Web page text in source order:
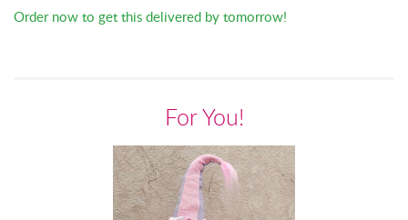
Order now to get this delivered by tomorrow!
For You!